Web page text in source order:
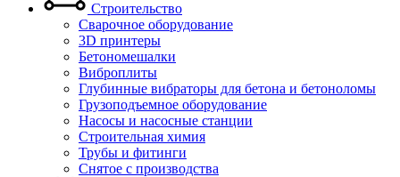
Строительство
Сварочное оборудование
3D принтеры
Бетономешалки
Виброплиты
Глубинные вибраторы для бетона и бетоноломы
Грузоподъемное оборудование
Насосы и насосные станции
Строительная химия
Трубы и фитинги
Снятое с производства